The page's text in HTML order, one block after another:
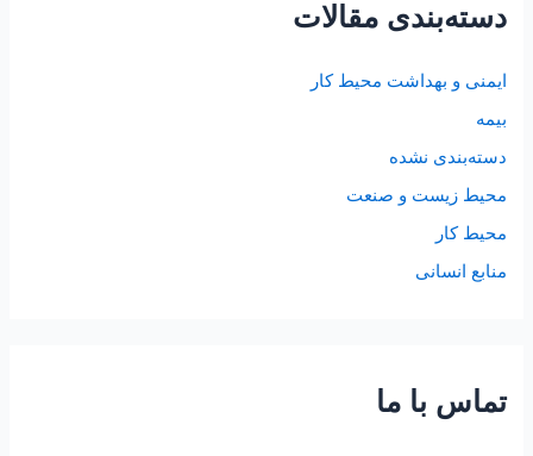
دسته‌بندی مقالات
ایمنی و بهداشت محیط کار
بیمه
دسته‌بندی نشده
محیط زیست و صنعت
محیط کار
منابع انسانی
تماس با ما